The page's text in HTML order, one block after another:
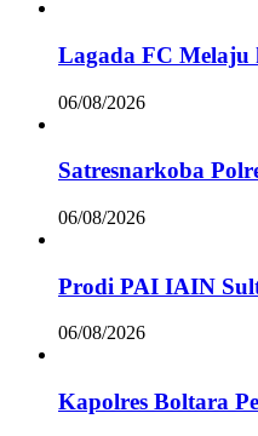
Lagada FC Melaju
06/08/2026
Satresnarkoba
06/08/2026
Prodi PAI IAIN
06/08/2026
Kapolres Boltara